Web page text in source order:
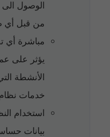
الوصول
من قبل أي
مباشرة
يؤثر على
الأنشطة
خدمات
استخدام
بيانات